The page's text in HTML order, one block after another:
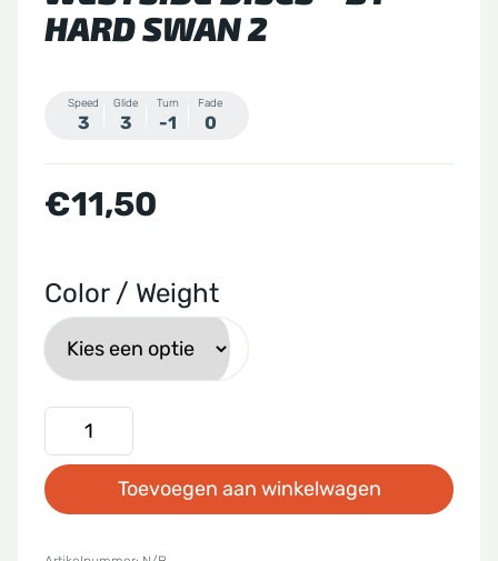
HARD SWAN 2
Speed
3
Glide
3
Turn
-1
Fade
0
€11,50
Color / Weight
Westside
Discs
-
Toevoegen aan winkelwagen